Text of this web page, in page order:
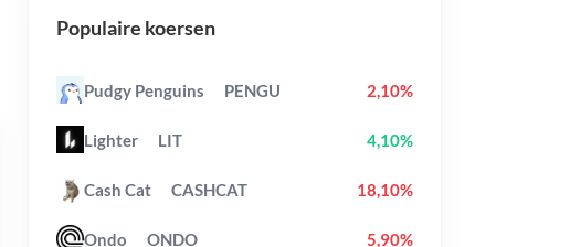
Populaire koersen
Pudgy Penguins PENGU 2,10%
Lighter LIT 4,10%
Cash Cat CASHCAT 18,10%
Ondo ONDO 5,90%